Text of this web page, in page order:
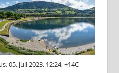
05. juli 2023, 12:24, +14C